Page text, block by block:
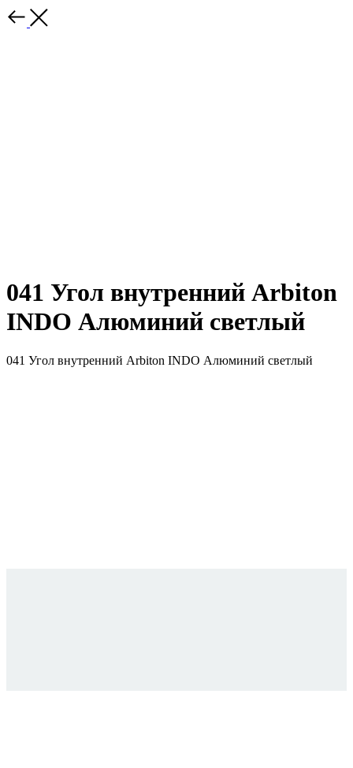
041 Угол внутренний Arbiton
INDO Алюминий светлый
041 Угол внутренний Arbiton INDO Алюминий светлый